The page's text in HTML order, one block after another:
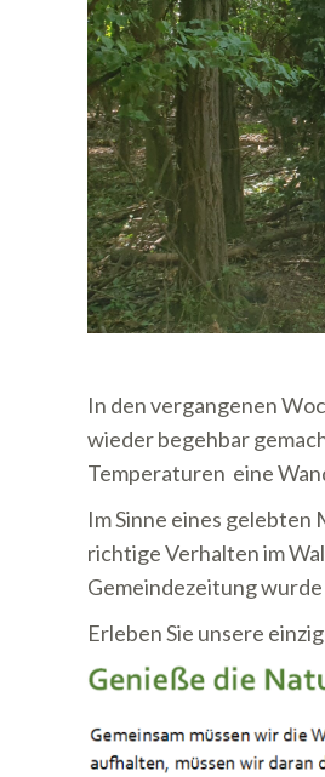
In den vergangenen
wieder begehbar
Temperaturen eine
Im Sinne eines gelebten
richtige Verhalten im
Gemeindezeitung
Erleben Sie unsere